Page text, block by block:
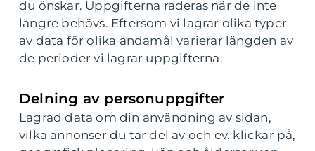
du önskar. Uppgifterna raderas när de inte
längre behövs. Eftersom vi lagrar olika typer
av data för olika ändamål varierar längden av
de perioder vi lagrar uppgifterna.
Delning av personuppgifter
Lagrad data om din användning av sidan,
vilka annonser du tar del av och ev. klickar på,